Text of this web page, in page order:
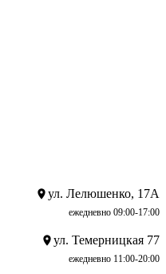
ул. Лелюшенко, 17А
ежедневно 09:00-17:00
ул. Темерницкая 77
ежедневно 11:00-20:00